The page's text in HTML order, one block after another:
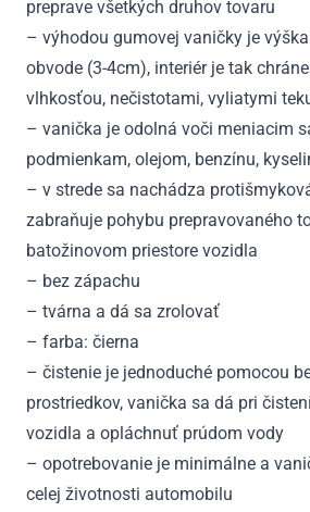
preprave všetkých druhov tovaru
– výhodou gumovej vaničky je
obvode (3-4cm), interiér je tak
vlhkosťou, nečistotami, vyliatymi
– vanička je odolná voči meniacim
podmienkam, olejom, benzínu,
– v strede sa nachádza
zabraňuje pohybu prepravovaného
batožinovom priestore vozidla
– bez zápachu
– tvárna a dá sa zrolovať
– farba: čierna
– čistenie je jednoduché pomocou
prostriedkov, vanička sa dá pri
vozidla a opláchnuť prúdom vody
– opotrebovanie je minimálne a
celej životnosti automobilu